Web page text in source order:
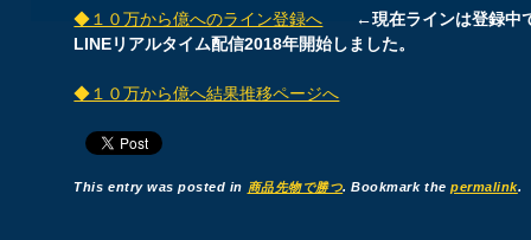
◆１０万から億へのライン登録へ ←現在ラインは登録中
LINEリアルタイム配信2018年開始しました。
◆１０万から億へ結果推移ページへ
This entry was posted in 商品先物で勝つ. Bookmark thepermalink.